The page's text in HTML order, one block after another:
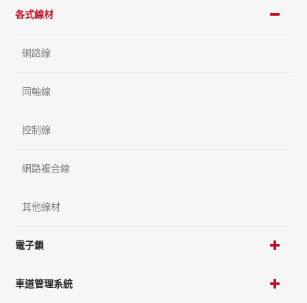
各式線材
網路線
同軸線
控制線
網路複合線
其他線材
電子鎖
車道管理系統